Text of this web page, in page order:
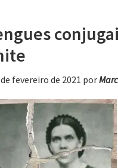
fevereiro de 2021 por